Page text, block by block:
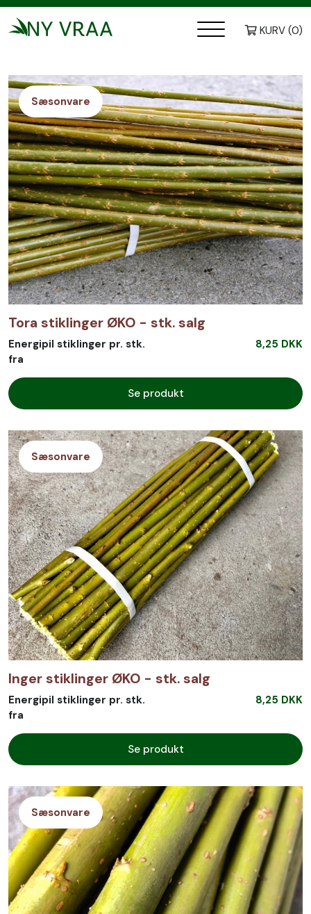
KURV (0)
Genveje
Sæsonvare
Tora stiklinger ØKO - stk. salg
Energipil stiklinger pr. stk.
fra
8,25 DKK
Se produkt
Sæsonvare
Inger stiklinger ØKO - stk. salg
Energipil stiklinger pr. stk.
fra
8,25 DKK
Se produkt
Sæsonvare